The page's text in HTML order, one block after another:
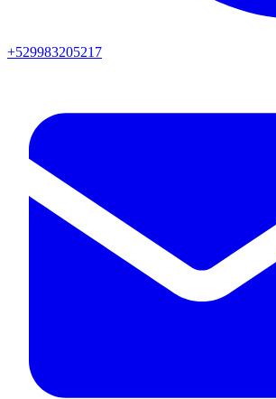
+529983205217